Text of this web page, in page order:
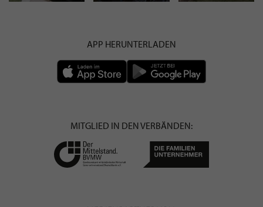
APP HERUNTERLADEN
MITGLIED IN DEN VERBÄNDEN: